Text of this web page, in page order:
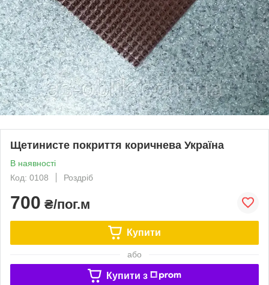
Щетинисте покриття коричнева Україна
В наявності
Код: 0108
Роздріб
700 ₴/пог.м
Купити
або
Купити з